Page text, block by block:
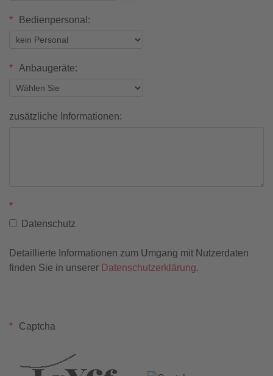
Bedienpersonal:
Anbaugeräte:
zusätzliche Informationen:
Datenschutz
Detaillierte Informationen zum Umgang mit Nutzerdaten
finden Sie in unserer Datenschutzerklärung.
Captcha